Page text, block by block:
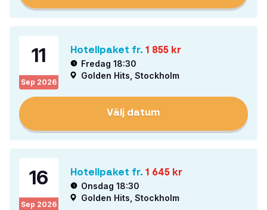
11
Sep 2026
Hotellpaket fr. 1 855 kr
Fredag 18:30
Golden Hits, Stockholm
Välj datum
16
Sep 2026
Hotellpaket fr. 1 645 kr
Onsdag 18:30
Golden Hits, Stockholm